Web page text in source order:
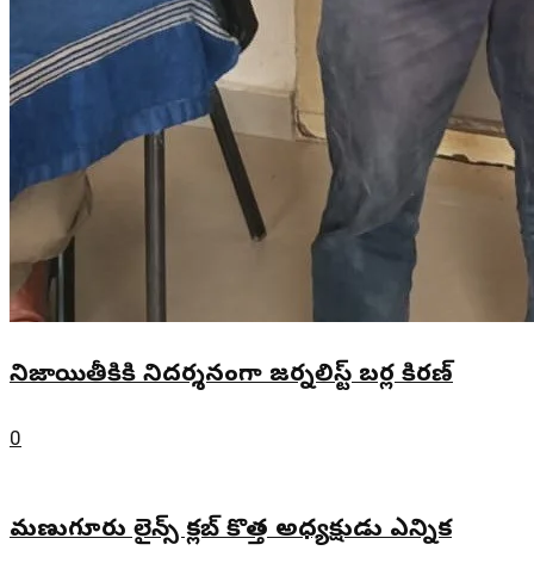
నిజాయితీకికి నిదర్శనంగా జర్నలిస్ట్ బర్ల కిరణ్
0
మణుగూరు లైన్స్ క్లబ్ కొత్త అధ్యక్షుడు ఎన్నిక